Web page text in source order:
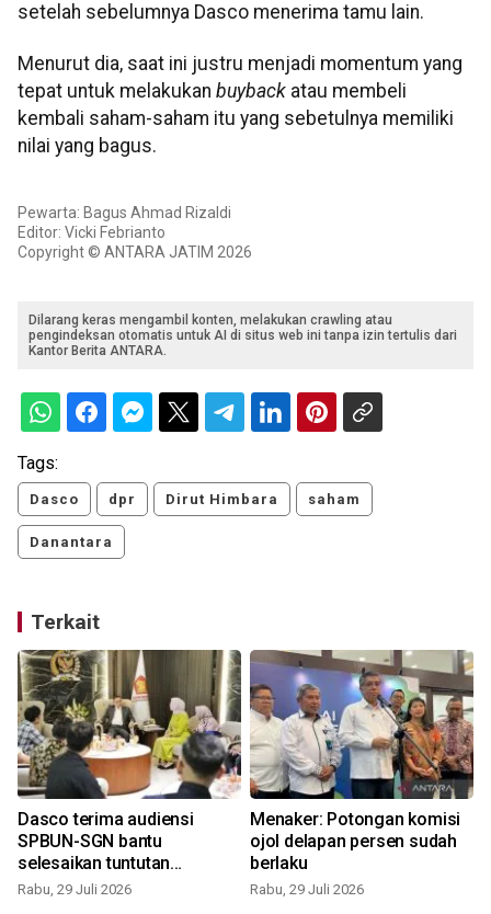
setelah sebelumnya Dasco menerima tamu lain.
Menurut dia, saat ini justru menjadi momentum yang
tepat untuk melakukan buyback atau membeli
kembali saham-saham itu yang sebetulnya memiliki
nilai yang bagus.
Pewarta: Bagus Ahmad Rizaldi
Editor: Vicki Febrianto
Copyright © ANTARA JATIM 2026
Dilarang keras mengambil konten, melakukan crawling atau
pengindeksan otomatis untuk AI di situs web ini tanpa izin tertulis dari
Kantor Berita ANTARA.
Tags:
Dasco dpr Dirut Himbara saham
Danantara
Terkait
Dasco terima audiensi
SPBUN-SGN bantu
selesaikan tuntutan
karyawan
Rabu, 29 Juli 2026
Menaker: Potongan komisi
ojol delapan persen sudah
berlaku
Rabu, 29 Juli 2026